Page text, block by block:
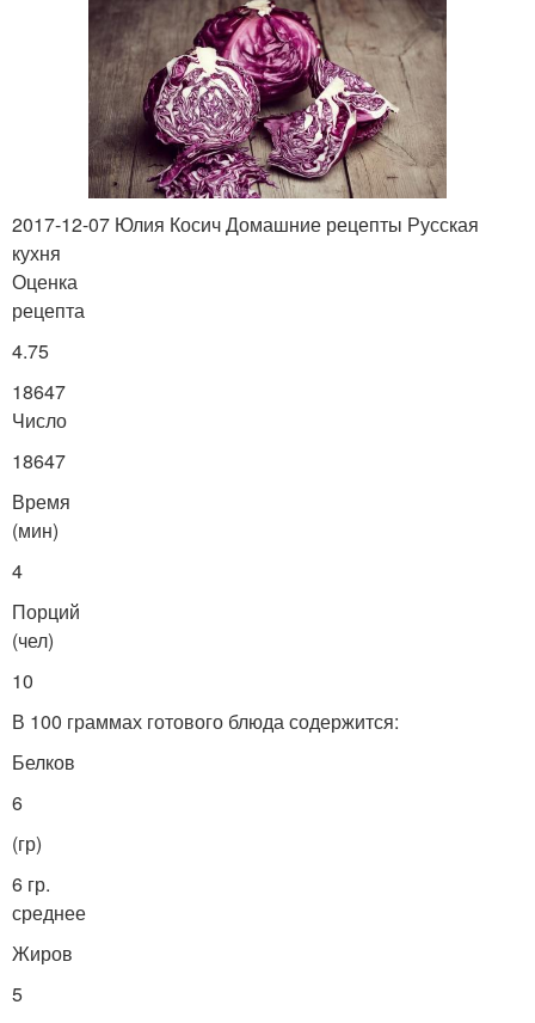
2017-12-07 Юлия Косич Домашние рецепты Русская
кухня
Оценка
рецепта
4.75
18647
Число
18647
Время
(мин)
4
Порций
(чел)
10
В 100 граммах готового блюда содержится:
Белков
6
(гр)
6 гр.
среднее
Жиров
5